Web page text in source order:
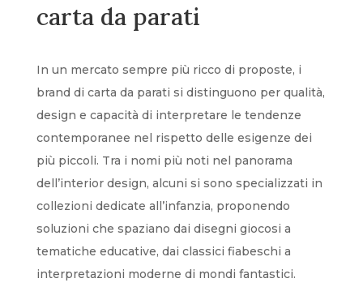
carta da parati
In un mercato sempre più ricco di proposte, i
brand di carta da parati si distinguono per qualità,
design e capacità di interpretare le tendenze
contemporanee nel rispetto delle esigenze dei
più piccoli. Tra i nomi più noti nel panorama
dell’interior design, alcuni si sono specializzati in
collezioni dedicate all’infanzia, proponendo
soluzioni che spaziano dai disegni giocosi a
tematiche educative, dai classici fiabeschi a
interpretazioni moderne di mondi fantastici.